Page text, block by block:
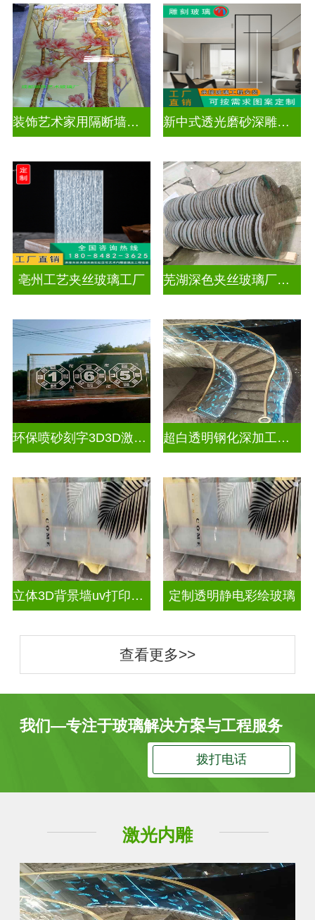
装饰艺术家用隔断墙深雕玻璃 新中式透光磨砂深雕玻璃
亳州工艺夹丝玻璃工厂 芜湖深色夹丝玻璃厂家电话
环保喷砂刻字3D3D激光内雕玻璃 超白透明钢化深加工激光内雕屏风
立体3D背景墙uv打印玻璃 定制透明静电彩绘玻璃
查看更多>>
我们—专注于玻璃解决方案与工程服务
拨打电话
激光内雕